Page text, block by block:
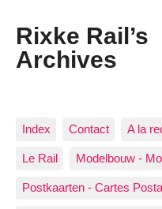
Rixke Rail’s
Archives
Index Contact A la
Le Rail Modelbouw -
Postkaarten - Cartes